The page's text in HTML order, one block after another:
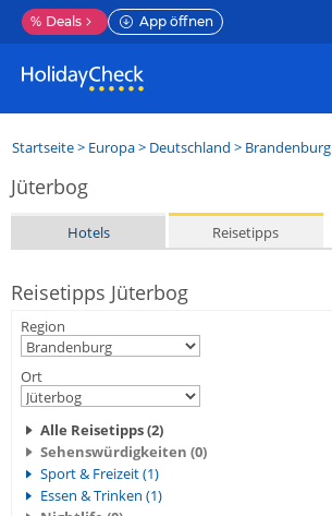
% Deals App öffnen
Startseite> Europa> Deutschland > Brandenburg
Jüterbog
Hotels Reisetipps
Reisetipps Jüterbog
Region
Ort
Alle Reisetipps (2)
Sehenswürdigkeiten (0)
Sport & Freizeit (1)
Essen & Trinken (1)